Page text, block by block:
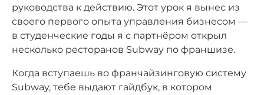
руководства к действию. Этот урок я вынес из
своего первого опыта управления бизнесом —
в студенческие годы я с партнёром открыл
несколько ресторанов Subway по франшизе.
Когда вступаешь во франчайзинговую систему
Subway, тебе выдают гайдбук, в котором